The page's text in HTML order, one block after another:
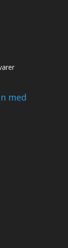
med